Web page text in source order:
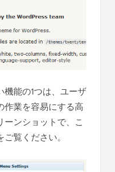
能の1つは、ユーザ
作業を容易にする高
ンショットで、こ
覧ください。